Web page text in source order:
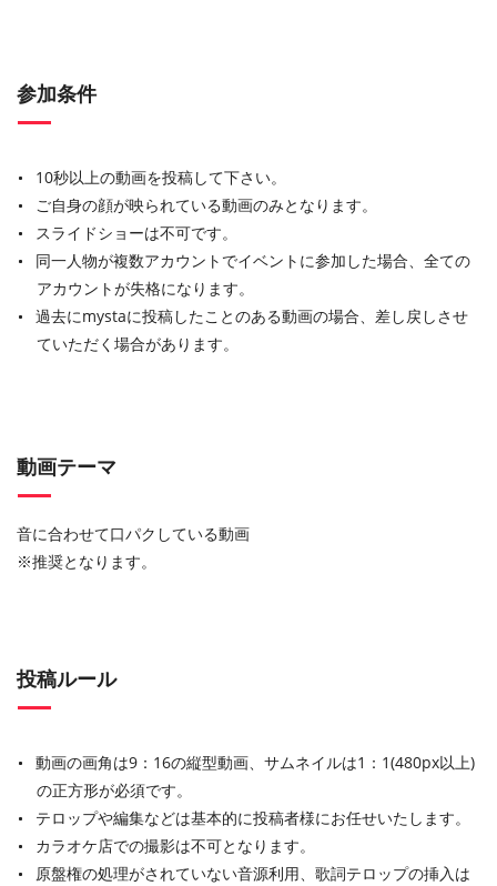
参加条件
10秒以上の動画を投稿して下さい。
ご自身の顔が映られている動画のみとなります。
スライドショーは不可です。
同一人物が複数アカウントでイベントに参加した場合、全ての
アカウントが失格になります。
過去にmystaに投稿したことのある動画の場合、差し戻しさせ
ていただく場合があります。
動画テーマ
音に合わせて口パクしている動画
※推奨となります。
投稿ルール
動画の画角は9：16の縦型動画、サムネイルは1：1(480px以上)
の正方形が必須です。
テロップや編集などは基本的に投稿者様にお任せいたします。
カラオケ店での撮影は不可となります。
原盤権の処理がされていない音源利用、歌詞テロップの挿入は